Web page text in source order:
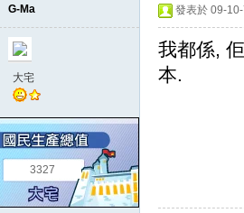
G-Ma
大宅
3327
發表於 09-
我都係,
本.